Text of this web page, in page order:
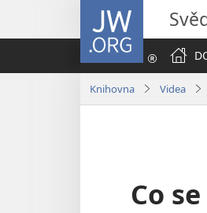
JW.ORG
Knihovna Videa
Co